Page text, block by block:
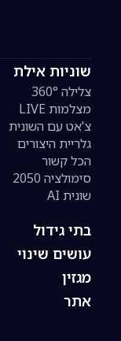
שוניות אילת
צלילה 360°
מצלמות LIVE
צ'אט עם השונית
גלריית היצורים
הכל קשור
סימולציה 2050
שונית AI
בתי גידול
עושים שינוי
מגזין
אתר